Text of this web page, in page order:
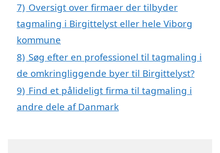
7) Oversigt over firmaer der tilbyder
tagmaling i Birgittelyst eller hele Viborg
kommune
8) Søg efter en professionel til tagmaling i
de omkringliggende byer til Birgittelyst?
9) Find et pålideligt firma til tagmaling i
andre dele af Danmark